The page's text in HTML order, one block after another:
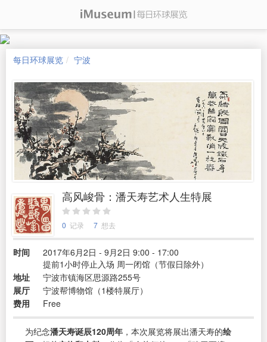
每日环球展览 宁波
高风峻骨：潘天寿艺术人生特展
0 记录 7 想去
时间
2017年6月2日 - 9月2日 9:00 - 17:00
提前1小时停止入场 周一闭馆（节假日除外）
地址
宁波市镇海区思源路255号
展厅
宁波帮博物馆（1楼特展厅）
费用
Free
为纪念潘天寿诞辰120周年 ，本次展览将展出潘天寿的绘